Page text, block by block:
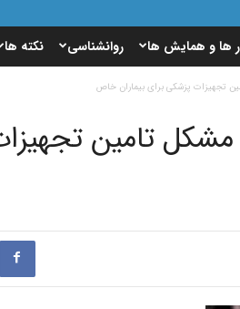
ها و همایش ها روانشناسی نکته ها
تجهیزات پزشکی برای بیماران خاص
تامین